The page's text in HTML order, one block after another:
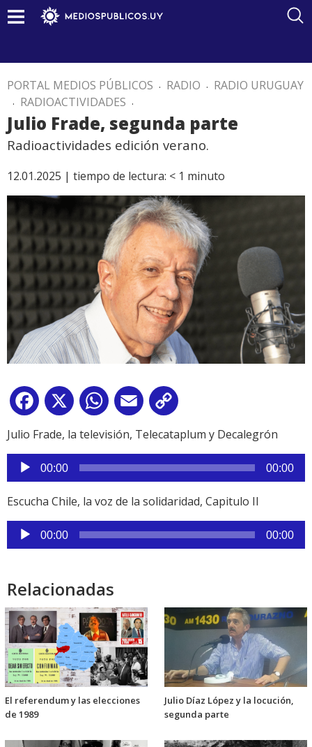
PORTAL MEDIOS PÚBLICOS . RADIO . RADIO URUGUAY
. RADIOACTIVIDADES .
Julio Frade, segunda parte
Radioactividades edición verano.
12.01.2025 | tiempo de lectura: < 1 minuto
Facebook
X WhatsApp
Email
Link
Julio Frade, la televisión, Telecataplum y Decalegrón
Reproductor
de
audio
00:00 00:00
Escucha Chile, la voz de la solidaridad, Capitulo II
Reproductor
de
00:00 00:00
Relacionadas
El referendum y las elecciones
de 1989
Julio Díaz López y la locución,
segunda parte